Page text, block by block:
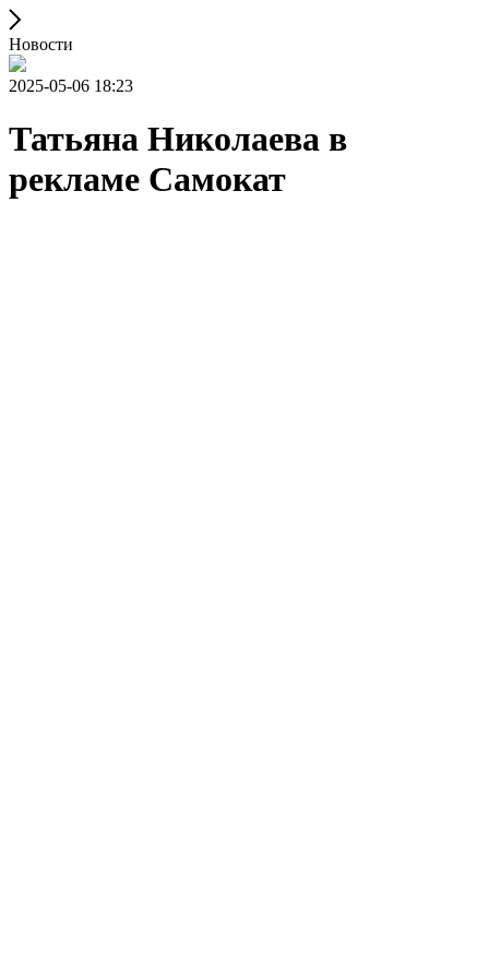
Новости
2025-05-06 18:23
Татьяна Николаева в
рекламе Самокат